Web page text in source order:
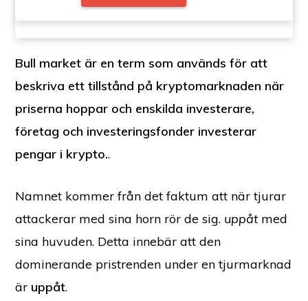
Bull market är en term som används för att
beskriva ett tillstånd på kryptomarknaden när
priserna hoppar och enskilda investerare,
företag och investeringsfonder investerar
pengar i krypto..
Namnet kommer från det faktum att när tjurar
attackerar med sina horn rör de sig. uppåt med
sina huvuden. Detta innebär att den
dominerande pristrenden under en tjurmarknad
är uppåt.